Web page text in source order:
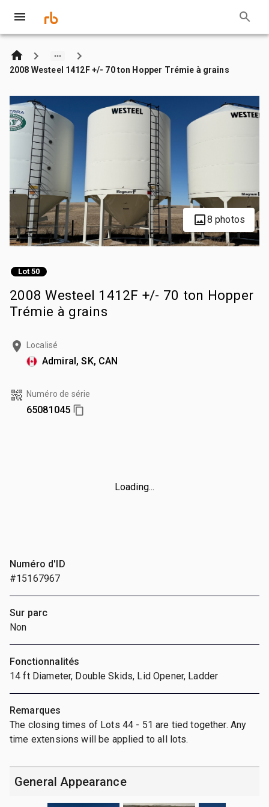
2008 Westeel 1412F +/- 70 ton Hopper Trémie à grains
8 photos
Lot 50
2008 Westeel 1412F +/- 70 ton Hopper
Trémie à grains
Localisé
Admiral, SK, CAN
Numéro de série
65081045
Loading...
Numéro d'ID
#15167967
Sur parc
Non
Fonctionnalités
14 ft Diameter, Double Skids, Lid Opener, Ladder
Remarques
The closing times of Lots 44 - 51 are tied together. Any
time extensions will be applied to all lots.
General Appearance